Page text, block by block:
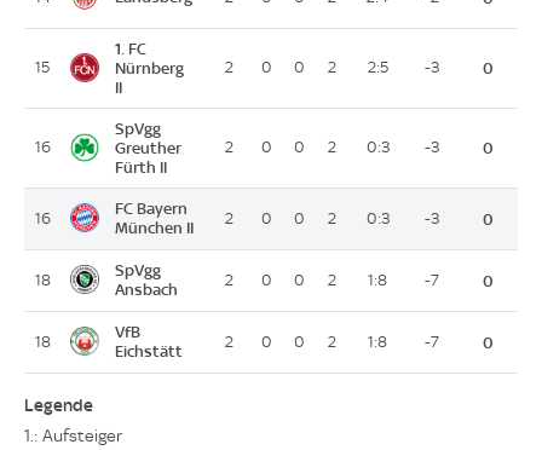
15
1. FC
Nürnberg
II
2 0 0 2 2:5 -3 0
16
SpVgg
Greuther
Fürth II
2 0 0 2 0:3 -3 0
16
FC Bayern
München II
2 0 0 2 0:3 -3 0
18
SpVgg
Ansbach
2 0 0 2 1:8 -7 0
18
VfB
Eichstätt
2 0 0 2 1:8 -7 0
Legende
1.: Aufsteiger